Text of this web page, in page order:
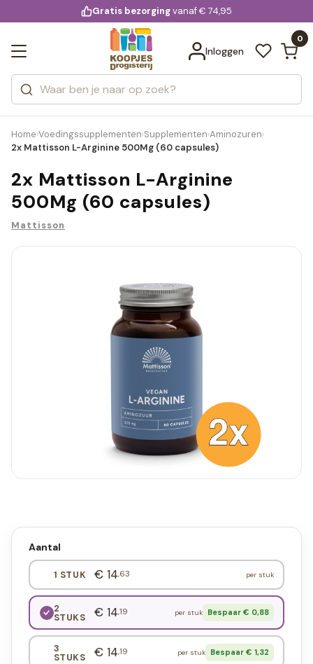
voor 20:00 uur besteld
Gratis bezorgingvanaf € 74,95
Inloggen
0
Zoeken
Categorieën
Merken
Bekijk alle resultaten
Home›Voedingssupplementen›Supplementen›Aminozuren›
2x Mattisson L-Arginine 500Mg (60 capsules)
2x Mattisson L-Arginine
500Mg (60 capsules)
Mattisson
Aantal
1 STUK € 14,63 per stuk
2
STUKS € 14,19 per stuk Bespaar € 0,88
3
STUKS € 14,19 per stuk Bespaar € 1,32